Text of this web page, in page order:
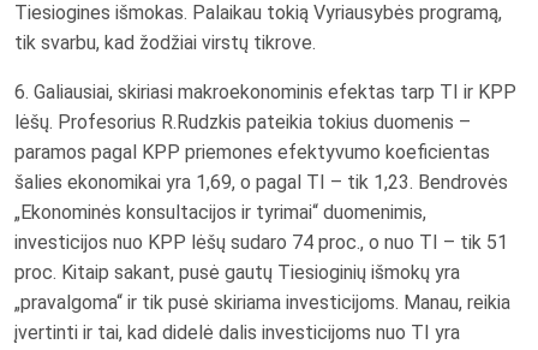
Tiesiogines išmokas. Palaikau tokią Vyriausybės programą,
tik svarbu, kad žodžiai virstų tikrove.
6. Galiausiai, skiriasi makroekonominis efektas tarp TI ir KPP
lėšų. Profesorius R.Rudzkis pateikia tokius duomenis –
paramos pagal KPP priemones efektyvumo koeficientas
šalies ekonomikai yra 1,69, o pagal TI – tik 1,23. Bendrovės
„Ekonominės konsultacijos ir tyrimai“ duomenimis,
investicijos nuo KPP lėšų sudaro 74 proc., o nuo TI – tik 51
proc. Kitaip sakant, pusė gautų Tiesioginių išmokų yra
„pravalgoma“ ir tik pusė skiriama investicijoms. Manau, reikia
įvertinti ir tai, kad didelė dalis investicijoms nuo TI yra